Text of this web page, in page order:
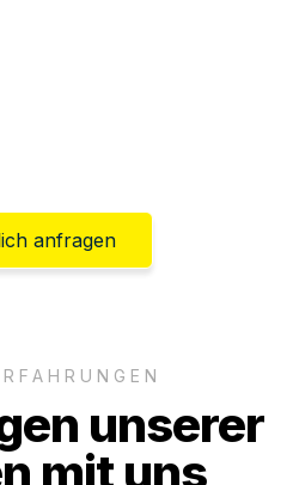
anfragen
unserer
mit uns